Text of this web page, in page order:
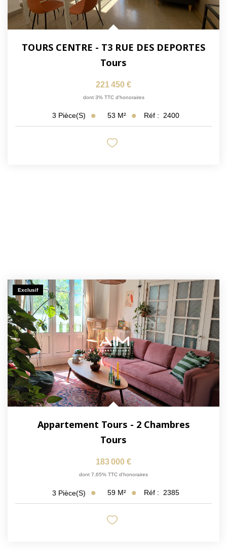
TOURS CENTRE - T3 RUE DES DEPORTES
Tours
221 450 €
dont 3% TTC d'honoraires
3 Pièce(s) 53 M² Réf : 2400
Exclusif
Appartement Tours - 2 Chambres
Tours
183 000 €
dont 7,65% TTC d'honoraires
3 Pièce(s) 59 M² Réf : 2385